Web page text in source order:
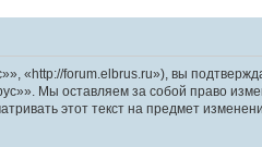
forum.elbrus.ru»), вы
Мы оставляем за собой право
этот текст на предмет